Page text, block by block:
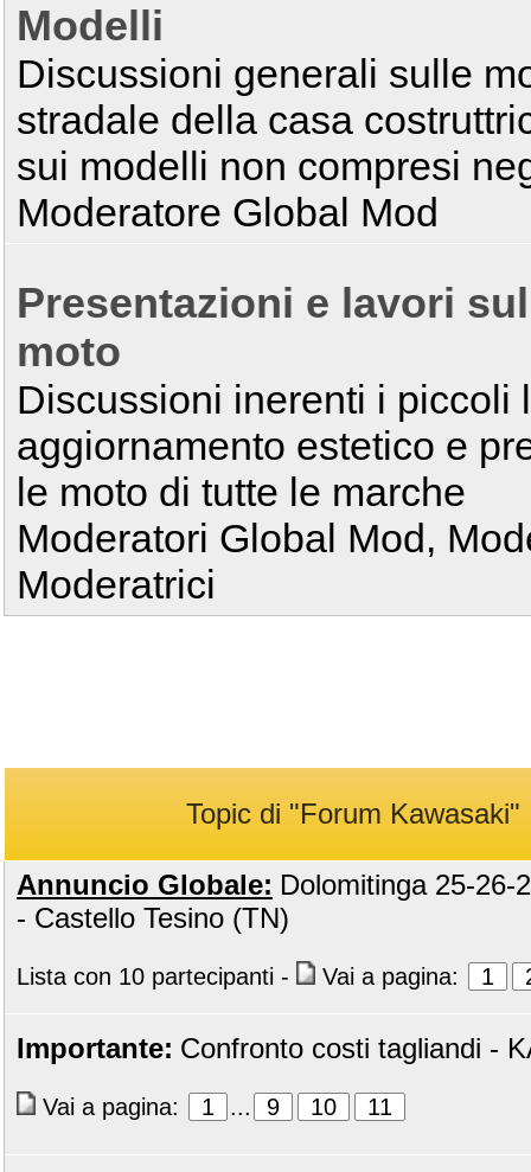
Modelli
Discussioni generali sulle
stradale della casa
sui modelli non compresi
Moderatore Global Mod
Presentazioni e lavori
moto
Discussioni inerenti i piccoli
aggiornamento estetico e
le moto di tutte le marche
Moderatori Global Mod,
Moderatrici
Topic di "Forum Kawasaki"
Annuncio Globale: Dolomitinga 25-26-
- Castello Tesino (TN)
Lista con 10 partecipanti - Vai a pagina: 1
Importante: Confronto costi tagliandi -
Vai a pagina: 1 ... 9 10 11